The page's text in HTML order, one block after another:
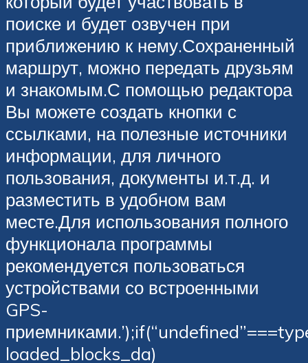
поиске и будет озвучен при
приближению к нему.Сохраненный
маршрут, можно передать друзьям
и знакомым.С помощью редактора
Вы можете создать кнопки с
ссылками, на полезные источники
информации, для личного
пользования, документы и.т.д. и
разместить в удобном вам
месте.Для использования полного
функционала программы
рекомендуется пользоваться
устройствами со встроенными
GPS-
loaded_blocks_da)